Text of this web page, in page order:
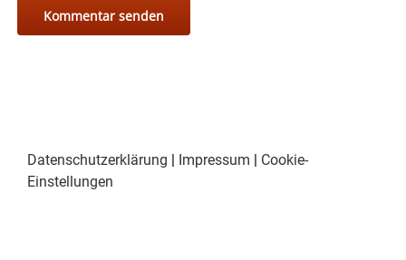
Datenschutzerklärung | Impressum | Cookie-
Einstellungen